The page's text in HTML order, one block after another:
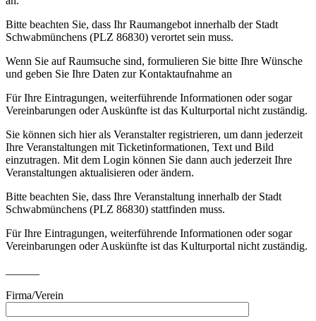
Bitte beachten Sie, dass Ihr Raumangebot innerhalb der Stadt
Schwabmünchens (PLZ 86830) verortet sein muss.
Wenn Sie auf Raumsuche sind, formulieren Sie bitte Ihre Wünsche
und geben Sie Ihre Daten zur Kontaktaufnahme an
Für Ihre Eintragungen, weiterführende Informationen oder sogar
Vereinbarungen oder Auskünfte ist das Kulturportal nicht zuständig.
Sie können sich hier als Veranstalter registrieren, um dann jederzeit
Ihre Veranstaltungen mit Ticketinformationen, Text und Bild
einzutragen. Mit dem Login können Sie dann auch jederzeit Ihre
Veranstaltungen aktualisieren oder ändern.
Bitte beachten Sie, dass Ihre Veranstaltung innerhalb der Stadt
Schwabmünchens (PLZ 86830) stattfinden muss.
Für Ihre Eintragungen, weiterführende Informationen oder sogar
Vereinbarungen oder Auskünfte ist das Kulturportal nicht zuständig.
Firma/Verein